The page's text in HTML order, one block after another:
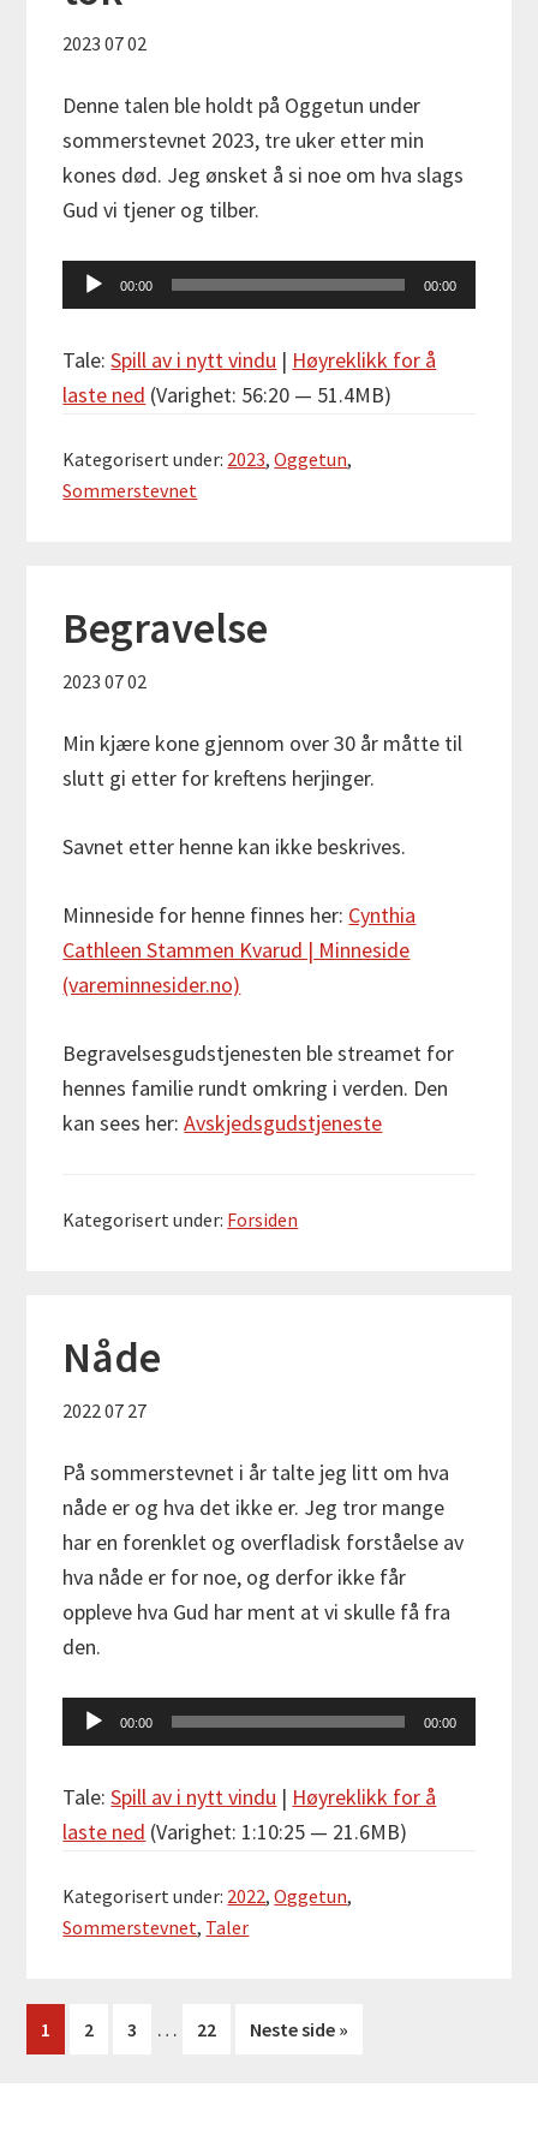
2023 07 02
Denne talen ble holdt på Oggetun under
sommerstevnet 2023, tre uker etter min
kones død. Jeg ønsket å si noe om hva slags
Gud vi tjener og tilber.
Lydavspiller
00:00 00:00
Tale:Spill av i nytt vindu | Høyreklikk for å
laste ned (Varighet: 56:20 — 51.4MB)
Kategorisert under: 2023,Oggetun,
Sommerstevnet
Begravelse
2023 07 02
Min kjære kone gjennom over 30 år måtte til
slutt gi etter for kreftens herjinger.
Savnet etter henne kan ikke beskrives.
Minneside for henne finnes her: Cynthia
Cathleen Stammen Kvarud | Minneside
(vareminnesider.no)
Begravelsesgudstjenesten ble streamet for
hennes familie rundt omkring i verden. Den
kan sees her:Avskjedsgudstjeneste
Kategorisert under: Forsiden
Nåde
2022 07 27
På sommerstevnet i år talte jeg litt om hva
nåde er og hva det ikke er. Jeg tror mange
har en forenklet og overfladisk forståelse av
hva nåde er for noe, og derfor ikke får
oppleve hva Gud har ment at vi skulle få fra
den.
Lydavspiller
00:00 00:00
Tale:Spill av i nytt vindu | Høyreklikk for å
laste ned (Varighet: 1:10:25 — 21.6MB)
Kategorisert under: 2022,Oggetun,
Sommerstevnet, Taler
Side
1 Side
2 Side
3
Interim
… Side
22 Neste side »